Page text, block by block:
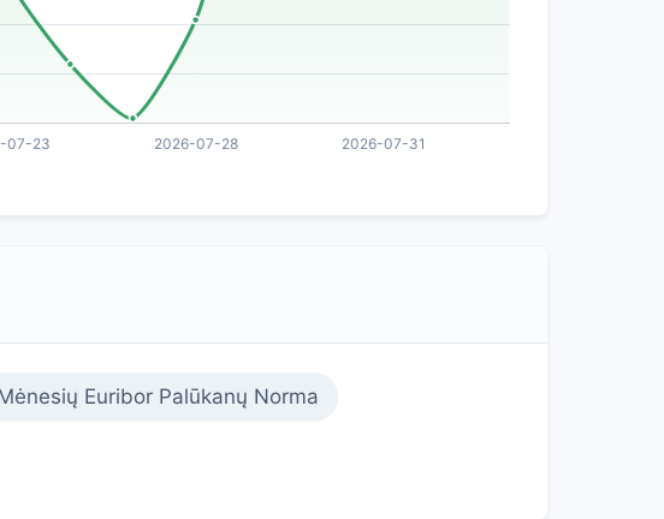
Euribor Palūkanų Norma